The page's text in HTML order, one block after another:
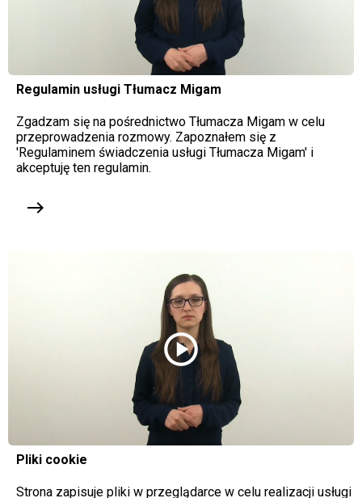
Regulamin usługi Tłumacz Migam
Zgadzam się na pośrednictwo Tłumacza Migam w celu
przeprowadzenia rozmowy. Zapoznałem się z
'Regulaminem świadczenia usługi Tłumacza Migam' i
akceptuję ten regulamin.
east
play_circle
Pliki cookie
Strona zapisuje pliki w przeglądarce w celu realizacji usługi